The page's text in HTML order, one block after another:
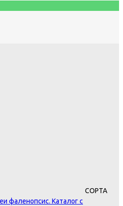
СОРТА
фаленопсис. Каталог с